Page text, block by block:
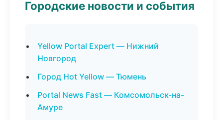
Городские новости и события
Yellow Portal Expert — Нижний
Новгород
Город Hot Yellow — Тюмень
Portal News Fast — Комсомольск-на-
Амуре